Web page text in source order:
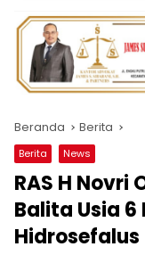
Beranda Berita
Berita News
RAS H Novri
Balita Usia 6
Hidrosefalus